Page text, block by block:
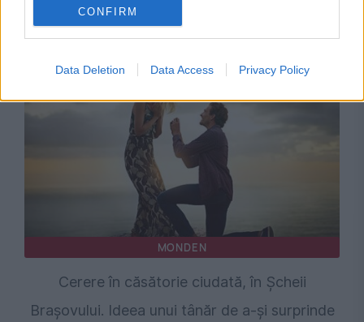
CONFIRM
Data Deletion Data Access Privacy Policy
Constituționale din Polonia. Adrian Agachi:
MONDEN
Cerere în căsătorie ciudată, în Șcheii
Brașovului. Ideea unui tânăr de a-și surprinde